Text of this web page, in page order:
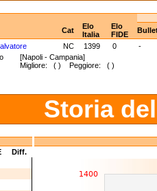
Cat
Elo
Italia
Elo
FIDE
NC 1399 0
-
[Napoli - Campania]
Migliore: ( ) Peggiore: ( )
Storia
Diff.